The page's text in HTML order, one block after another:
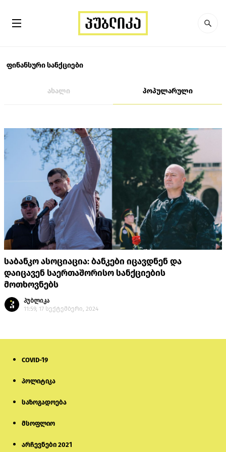
ფინანსური სანქციები
ახალი პოპულარული
საბანკო ასოციაცია: ბანკები იცავდნენ და
დაიცავენ საერთაშორისო სანქციების
მოთხოვნებს
პუბლიკა
11:59, 17 სექტემბერი, 2024
COVID-19
პოლიტიკა
საზოგადოება
მსოფლიო
არჩევნები 2021